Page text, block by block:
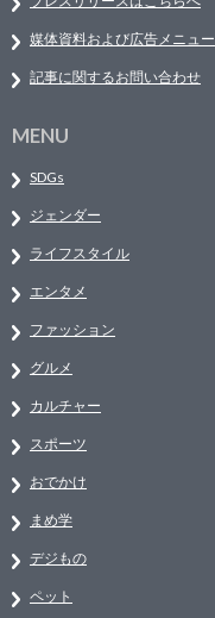
媒体資料および広告メニュー
記事に関するお問い合わせ
MENU
SDGs
ジェンダー
ライフスタイル
エンタメ
ファッション
グルメ
カルチャー
スポーツ
おでかけ
まめ学
デジもの
ペット